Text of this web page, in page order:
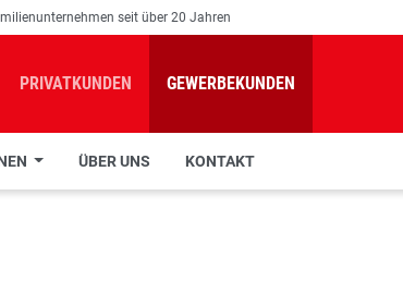
seit über 20 Jahren
PRIVATKUNDEN GEWERBEKUNDEN
ÜBER UNS KONTAKT